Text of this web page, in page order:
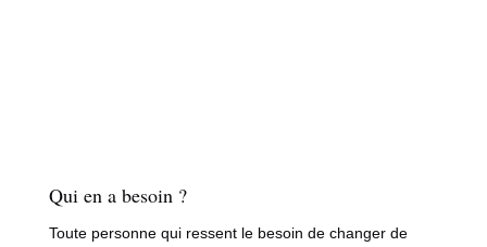
Qui en a besoin ?
Toute personne qui ressent le besoin de changer de